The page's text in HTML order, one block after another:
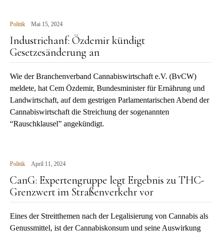
Politik Mai 15, 2024
Industriehanf: Özdemir kündigt
Gesetzesänderung an
Wie der Branchenverband Cannabiswirtschaft e.V. (BvCW)
meldete, hat Cem Özdemir, Bundesminister für Ernährung und
Landwirtschaft, auf dem gestrigen Parlamentarischen Abend der
Cannabiswirtschaft die Streichung der sogenannten
“Rauschklausel” angekündigt.
Politik April 11, 2024
CanG: Expertengruppe legt Ergebnis zu THC-
Grenzwert im Straßenverkehr vor
Eines der Streitthemen nach der Legalisierung von Cannabis als
Genussmittel, ist der Cannabiskonsum und seine Auswirkung